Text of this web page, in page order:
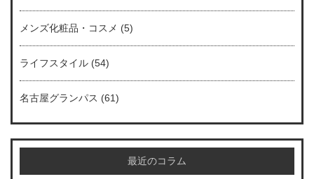
メンズ化粧品・コスメ (5)
ライフスタイル (54)
名古屋グランパス (61)
最近のコラム